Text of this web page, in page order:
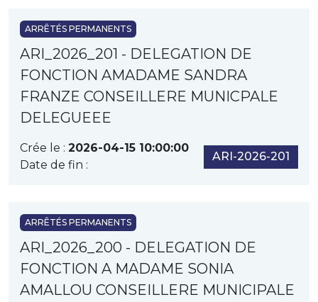
ARRÊTÉS PERMANENTS
ARI_2026_201 - DELEGATION DE
FONCTION AMADAME SANDRA
FRANZE CONSEILLERE MUNICPALE
DELEGUEEE
Crée le : 2026-04-15 10:00:00
Date de fin :
ARI-2026-201
ARRÊTÉS PERMANENTS
ARI_2026_200 - DELEGATION DE
FONCTION A MADAME SONIA
AMALLOU CONSEILLERE MUNICIPALE